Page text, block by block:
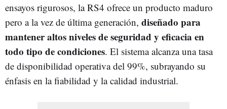
ensayos rigurosos, la RS4 ofrece un producto maduro
pero a la vez de última generación, diseñado para
mantener altos niveles de seguridad y eficacia en
todo tipo de condiciones. El sistema alcanza una tasa
de disponibilidad operativa del 99%, subrayando su
énfasis en la fiabilidad y la calidad industrial.